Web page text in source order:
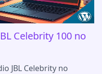
Celebrity 100 no
JBL Celebrity no